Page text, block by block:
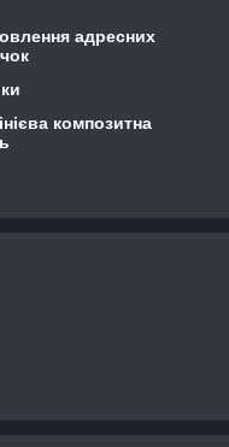
адресних
композитна